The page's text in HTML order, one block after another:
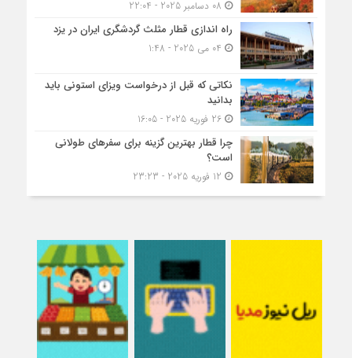
راه اندازی قطار مثلث گردشگری ایران در یزد
نکاتی که قبل از درخواست ویزای استونی باید
بدانید
26 فوریه 2025 - 16:05
چرا قطار بهترین گزینه برای سفرهای طولانی
است؟